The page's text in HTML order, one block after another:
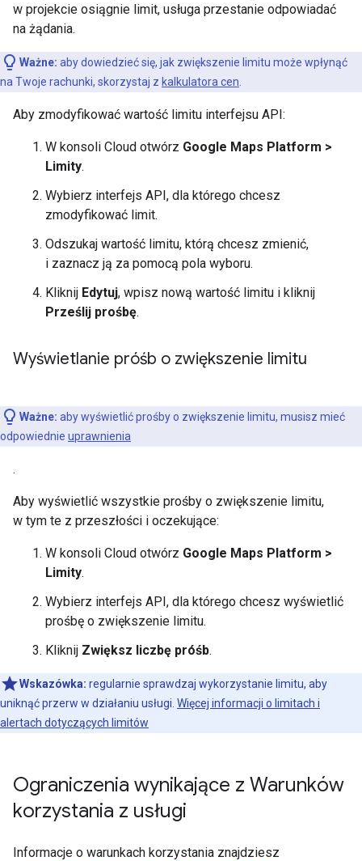
w projekcie osiągnie limit, usługa przestanie odpowiadać
na żądania.
Ważne: aby dowiedzieć się, jak zwiększenie limitu może wpłynąć
na Twoje rachunki, skorzystaj z kalkulatora cen
Aby zmodyfikować wartość limitu interfejsu API:
W konsoli Cloud otwórz Google Maps Platform >
Limity.
Wybierz interfejs API, dla którego chcesz
zmodyfikować limit.
Odszukaj wartość limitu, którą chcesz zmienić,
i zaznacz ją za pomocą pola wyboru.
Kliknij Edytuj, wpisz nową wartość limitu i kliknij
Prześlij prośbę.
Wyświetlanie próśb o zwiększenie limitu
Ważne: aby wyświetlić prośby o zwiększenie limitu, musisz mieć
odpowiednie uprawnienia
.
Aby wyświetlić wszystkie prośby o zwiększenie limitu,
w tym te z przeszłości i oczekujące:
W konsoli Cloud otwórz Google Maps Platform >
Limity.
Wybierz interfejs API, dla którego chcesz wyświetlić
prośbę o zwiększenie limitu.
Kliknij Zwiększ liczbę próśb.
Wskazówka: regularnie sprawdzaj wykorzystanie limitu, aby
uniknąć przerw w działaniu usługi. Więcej informacji o limitach i
alertach dotyczących limitów
Ograniczenia wynikające z Warunków
korzystania z usługi
Informacje o warunkach korzystania znajdziesz